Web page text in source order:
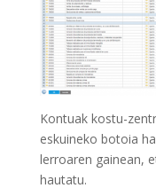
Kontuak kostu-
eskuineko botoia
lerroaren gainean,
hautatu.